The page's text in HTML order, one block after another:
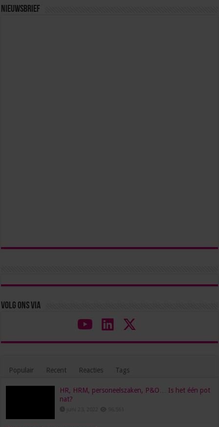
Nieuwsbrief
Volg ons via
Populair Recent Reacties Tags
HR, HRM, personeelszaken, P&O… Is het één pot
nat?